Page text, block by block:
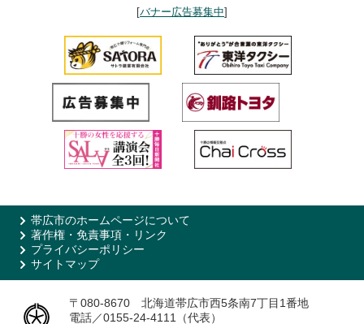
[バナー広告募集中]
帯広市のホームページについて
著作権・免責事項・リンク
プライバシーポリシー
サイトマップ
〒080-8670 北海道帯広市西5条南7丁目1番地
電話／0155-24-4111（代表）